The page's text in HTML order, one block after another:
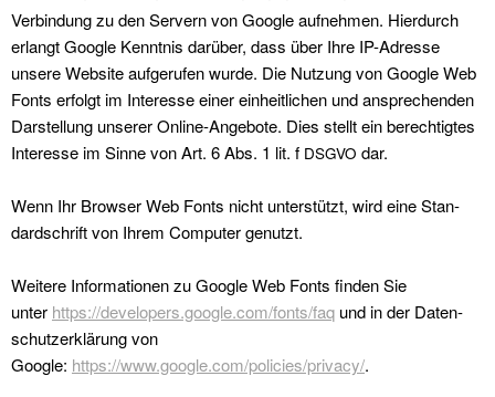
Verbindung zu den Servern von Google aufnehmen. Hier­durch
erlangt Google Ken­nt­nis darüber, dass über Ihre IP-Adresse
unsere Web­site aufgerufen wurde. Die Nutzung von Google Web
Fonts erfol­gt im Inter­esse ein­er ein­heitlichen und ansprechen­den
Darstel­lung unser­er Online-Ange­bote. Dies stellt ein berechtigtes
Inter­esse im Sinne von Art. 6 Abs. 1 lit. f DSGVO dar.
Wenn Ihr Brows­er Web Fonts nicht unter­stützt, wird eine Stan­
dard­schrift von Ihrem Com­put­er genutzt.
Weit­ere Infor­ma­tio­nen zu Google Web Fonts find­en Sie
unter https://developers.google.com/fonts/faq und in der Daten­
schutzerk­lärung von
Google: https://www.google.com/policies/privacy/.